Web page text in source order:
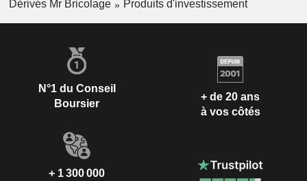
Dérivés Mr Bricolage
Produits d'investissement
N°1 du Conseil
Boursier
+ de 20 ans
à vos côtés
+ 1 300 000